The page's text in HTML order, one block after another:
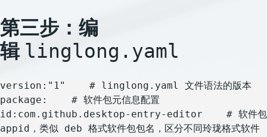
第三步：编
辑 linglong.yaml
version:"1"    # linglong.yaml 文件语法的版本
package:    # 软件包元信息配置
id:com.github.desktop-entry-editor    # 软件包
appid，类似 deb 格式软件包包名，区分不同玲珑格式软件